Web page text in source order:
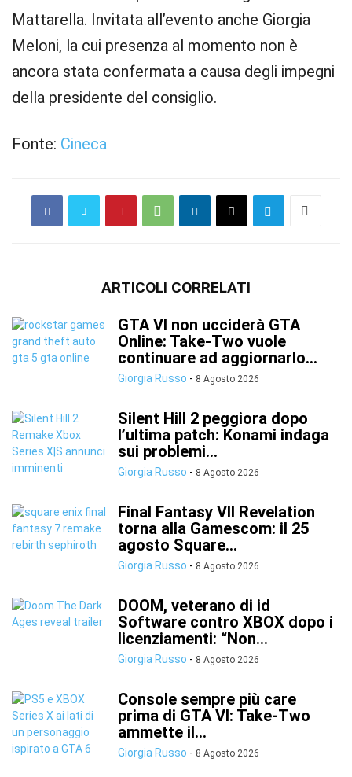
Mattarella. Invitata all’evento anche Giorgia
Meloni, la cui presenza al momento non è
ancora stata confermata a causa degli impegni
della presidente del consiglio.
Fonte: Cineca
ARTICOLI CORRELATI
GTA VI non ucciderà GTA
Online: Take-Two vuole
continuare ad aggiornarlo...
Giorgia Russo - 8 Agosto 2026
Silent Hill 2 peggiora dopo
l’ultima patch: Konami indaga
sui problemi...
Giorgia Russo - 8 Agosto 2026
Final Fantasy VII Revelation
torna alla Gamescom: il 25
agosto Square...
Giorgia Russo - 8 Agosto 2026
DOOM, veterano di id
Software contro XBOX dopo i
licenziamenti: “Non...
Giorgia Russo - 8 Agosto 2026
Console sempre più care
prima di GTA VI: Take-Two
ammette il...
Giorgia Russo - 8 Agosto 2026